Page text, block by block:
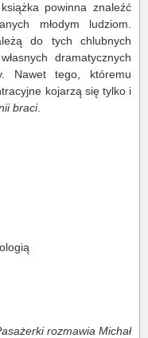
powinna znaleźć
młodym ludziom.
do tych chlubnych
dramatycznych
Nawet tego, któremu
kojarzą się tylko i
braci.
rozmawia Michał